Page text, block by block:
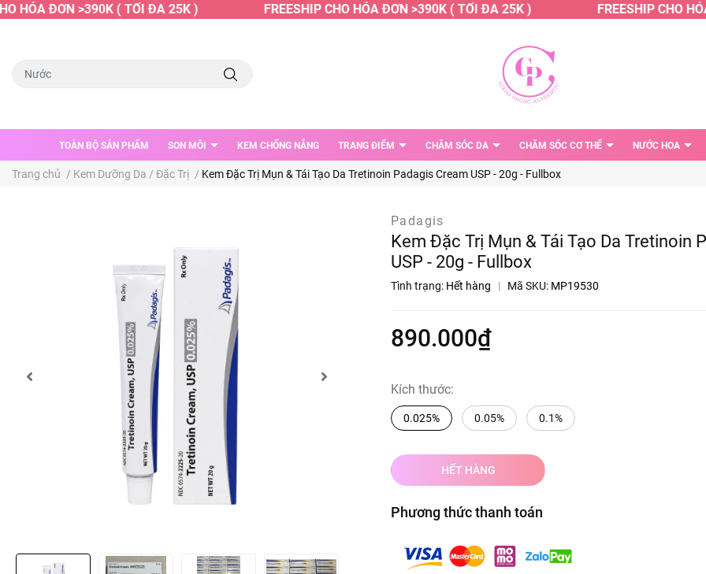
HÓA ĐƠN >390K ( TỐI ĐA 25K ) FREESHIP CHO HÓA ĐƠN >390K ( TỐI ĐA 25K ) FREESHIP CHO
TOÀN BỘ SẢN PHẨM SON MÔI KEM CHỐNG NẮNG TRANG ĐIỂM CHĂM SÓC DA CHĂM SÓC CƠ THỂ NƯỚC HOA
Trang chủ / Kem Dưỡng Da / Đặc Trị / Kem Đặc Trị Mụn & Tái Tạo Da Tretinoin Padagis Cream USP - 20g - Fullbox
Padagis
Kem Đặc Trị Mụn & Tái Tạo Da Tretinoin
USP - 20g - Fullbox
Tình trạng: Hết hàng | Mã SKU: MP19530
890.000₫
Kích thước:
0.025% 0.05% 0.1%
HẾT HÀNG
Phương thức thanh toán